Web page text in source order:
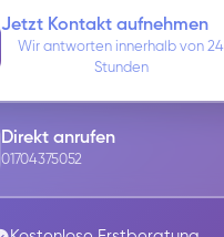
Jetzt Kontakt aufnehmen
Wir antworten innerhalb von 24
Stunden
Direkt anrufen
01704375052